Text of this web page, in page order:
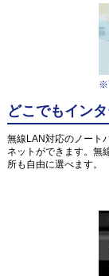
※
どこでもイン
無線LAN対応のノート
ネットができます。無
所も自由に選べます。